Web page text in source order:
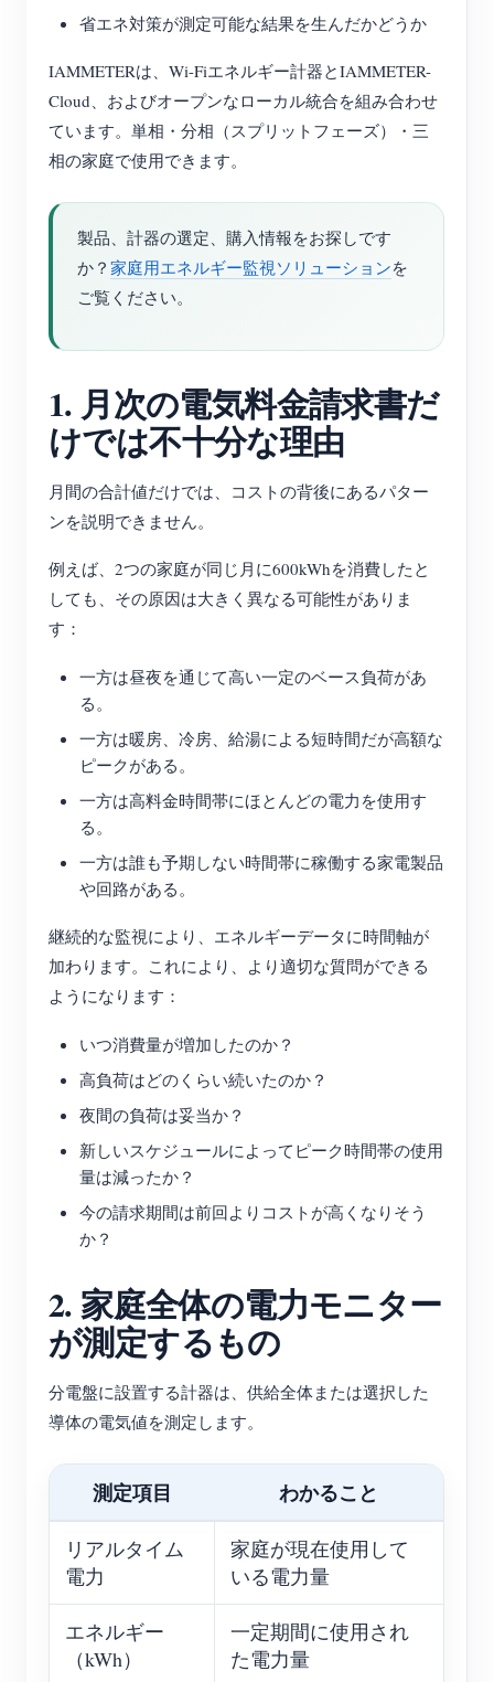
省エネ対策が測定可能な結果を生んだかどうか
IAMMETERは、Wi-Fiエネルギー計器とIAMMETER-
Cloud、およびオープンなローカル統合を組み合わせ
ています。単相・分相（スプリットフェーズ）・三
相の家庭で使用できます。
製品、計器の選定、購入情報をお探しです
か？ 家庭用エネルギー監視ソリューションを
ご覧ください。
1. 月次の電気料金請求書だ
けでは不十分な理由
月間の合計値だけでは、コストの背後にあるパター
ンを説明できません。
例えば、2つの家庭が同じ月に600kWhを消費したと
しても、その原因は大きく異なる可能性がありま
す：
一方は昼夜を通じて高い一定のベース負荷があ
る。
一方は暖房、冷房、給湯による短時間だが高額な
ピークがある。
一方は高料金時間帯にほとんどの電力を使用す
る。
一方は誰も予期しない時間帯に稼働する家電製品
や回路がある。
継続的な監視により、エネルギーデータに時間軸が
加わります。これにより、より適切な質問ができる
ようになります：
いつ消費量が増加したのか？
高負荷はどのくらい続いたのか？
夜間の負荷は妥当か？
新しいスケジュールによってピーク時間帯の使用
量は減ったか？
今の請求期間は前回よりコストが高くなりそう
か？
2. 家庭全体の電力モニター
が測定するもの
分電盤に設置する計器は、供給全体または選択した
導体の電気値を測定します。
測定項目 わかること
リアルタイム
電力
家庭が現在使用して
いる電力量
エネルギー
（kWh）
一定期間に使用され
た電力量